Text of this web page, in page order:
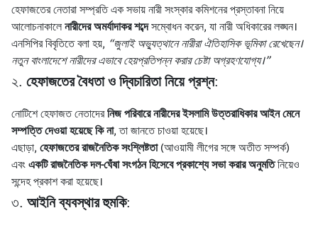
হেফাজতের নেতারা সম্প্রতি এক সভায় নারী সংস্কার কমিশনের প্রস্তাবনা নিয়ে
আলোচনাকালেনারীদের অমর্যাদাকর শব্দেসম্বোধন করেন, যা নারী অধিকারের লঙ্ঘন।
এনসিপির বিবৃতিতে বলা হয়, “জুলাই অভ্যুত্থানে নারীরা ঐতিহাসিক ভূমিকা রেখেছেন।
নতুন বাংলাদেশে নারীদের এভাবে হেয়প্রতিপন্ন করার চেষ্টা অগ্রহণযোগ্য।”
২.হেফাজতের বৈধতা ও দ্বিচারিতা নিয়ে প্রশ্ন:
নোটিশে হেফাজত নেতাদেরনিজ পরিবারে নারীদের ইসলামি উত্তরাধিকার আইন মেনে
সম্পত্তি দেওয়া হয়েছে কি না, তা জানতে চাওয়া হয়েছে।
এছাড়া,হেফাজতের রাজনৈতিক সংশ্লিষ্টতা(আওয়ামী লীগের সঙ্গে অতীত সম্পর্ক)
এবংএকটি রাজনৈতিক দল-ঘেঁষা সংগঠন হিসেবে প্রকাশ্যে সভা করার অনুমতিনিয়েও
সন্দেহ প্রকাশ করা হয়েছে।
৩.আইনি ব্যবস্থার হুমকি: